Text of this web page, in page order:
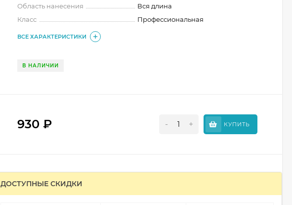
Область нанесения
Вся длина
Класс
Профессиональная
ВСЕ ХАРАКТЕРИСТИКИ
В НАЛИЧИИ
930₽ - + КУПИТЬ
ДОСТУПНЫЕ СКИДКИ